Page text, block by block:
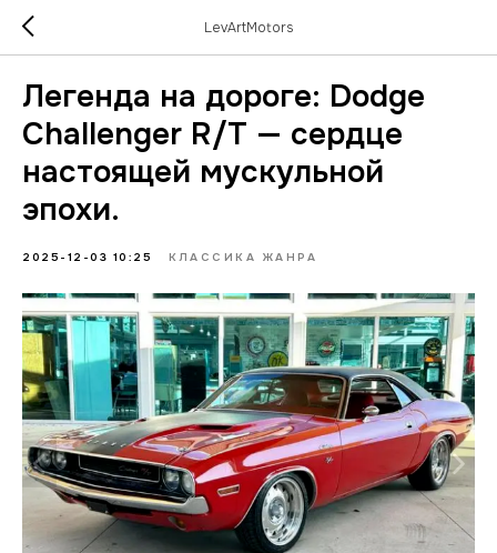
LevArtMotors
Легенда на дороге: Dodge
Challenger R/T — сердце
настоящей мускульной
эпохи.
2025-12-03 10:25 КЛАССИКА ЖАНРА